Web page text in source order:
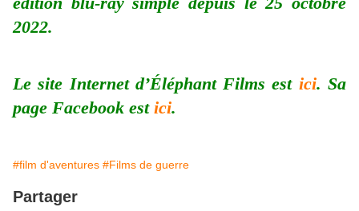
2022.
Le site Internet d’Éléphant Films est ici. Sa
page Facebook est ici.
#film d'aventures #Films de guerre
Partager